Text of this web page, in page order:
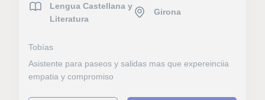
Lengua Castellana y
Literatura
Girona
Tobías
Asistente para paseos y salidas mas que expereinciia
empatia y compromiso